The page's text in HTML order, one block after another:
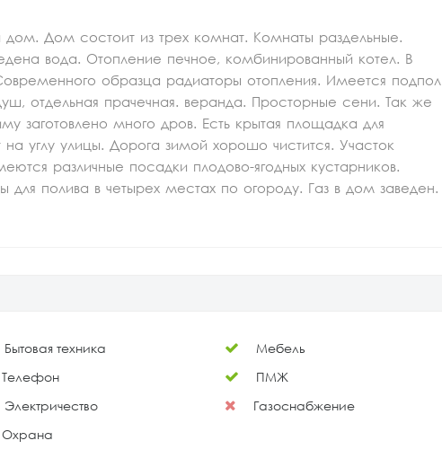
Дом состоит из трех комнат. Комнаты раздельные.
вода. Отопление печное, комбинированный котел. В
образца радиаторы отопления. Имеется подпол
отдельная прачечная. веранда. Просторные сени. Так же
заготовлено много дров. Есть крытая площадка для
углу улицы. Дорога зимой хорошо чистится. Участок
различные посадки плодово-ягодных кустарников.
полива в четырех местах по огороду. Газ в дом заведен.
Бытовая техника
Мебель
Телефон
ПМЖ
Электричество
Газоснабжение
Охрана